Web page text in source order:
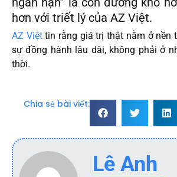
hơn với triết lý của AZ Việt.
AZ Việttin rằng giá trị thật nằm ở nền
sự đồng hành lâu dài, không phải ở
thời.
Chia sẻ bài viết:
Lê Anh